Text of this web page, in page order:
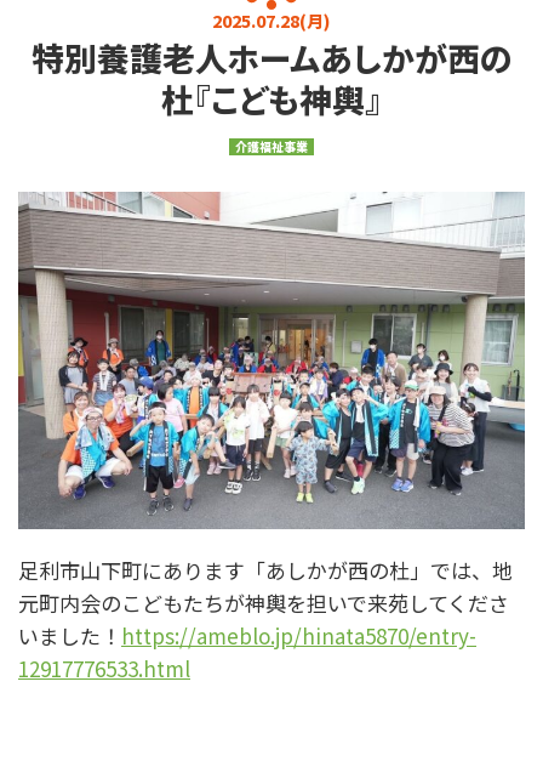
介護に関するご相談
080-4760-7823
9:00～17:00 (土日・祝日を除く)
求人・その他
9:00～17:00 (土日・祝日を除く)
メールフォーム
2025.07.28(月)
特別養護老人ホームあしかが西の
杜『こども神輿』
介護福祉事業
足利市山下町にあります「あしかが西の杜」では、地
元町内会のこどもたちが神輿を担いで来苑してくださ
いました！ https://ameblo.jp/hinata5870/entry-
12917776533.html